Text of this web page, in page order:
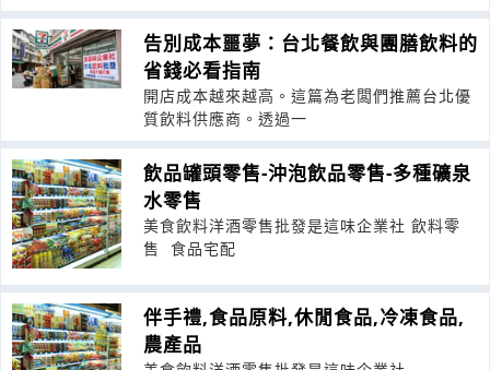
告別成本噩夢：台北餐飲與團膳飲料的
省錢必看指南
開店成本越來越高。這篇為老闆們推薦台北優
質飲料供應商。透過一
飲品罐頭零售-沖泡飲品零售-多種礦泉
水零售
美食飲料洋酒零售批發是這味企業社 飲料零
售 食品宅配
伴手禮,食品原料,休閒食品,冷凍食品,
農產品